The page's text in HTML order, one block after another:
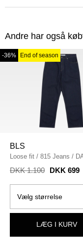
Andre har også
-36% End of season
BLS
Loose fit / 815 Jeans /
DKK 1.100 DKK 699
LÆG I KURV